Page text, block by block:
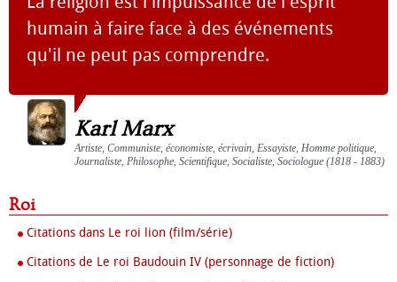
humain à faire face à des événements
qu'il ne peut pas comprendre.
Karl Marx
Artiste, Communiste, économiste, écrivain, Essayiste, Homme politique,
Journaliste, Philosophe, Scientifique, Socialiste, Sociologue (1818 - 1883)
Roi
Citations dans Le roi lion (film/série)
Citations de Le roi Baudouin IV (personnage de fiction)